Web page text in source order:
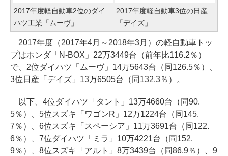
2017年度軽自動車2位のダイ
ハツ工業「ムーヴ」
2017年度軽自動車3位の日産
「デイズ」
2017年度（2017年4月～2018年3月）の軽自動車トッ
プはホンダ「N-BOX」22万3449台（前年比116.2％）
で、2位ダイハツ「ムーヴ」14万5643台（同126.5％）、
3位日産「デイズ」13万6505台（同132.3％）。
以下、4位ダイハツ「タント」13万4660台（同90.
5％）、5位スズキ「ワゴンR」12万1224台（同145.
7％）、6位スズキ「スペーシア」11万3691台（同122.
6％）、7位ダイハツ「ミラ」10万4221台（同152.
9％）、8位スズキ「アルト」8万3439台（同86.9％）、9